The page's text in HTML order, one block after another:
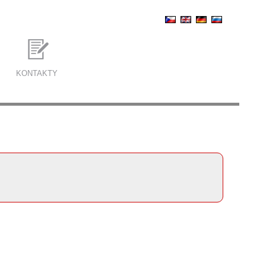
KONTAKTY